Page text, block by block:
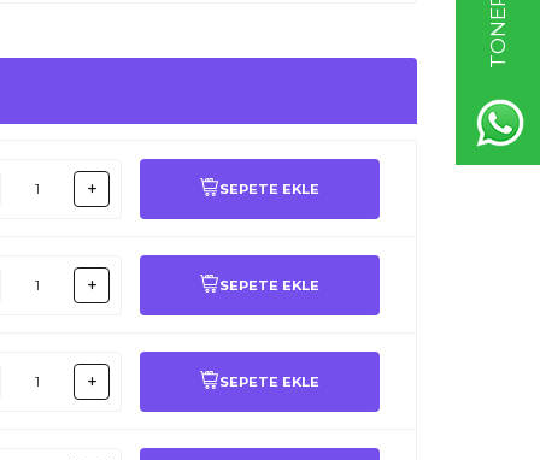
SEPETE EKLE
SEPETE EKLE
SEPETE EKLE